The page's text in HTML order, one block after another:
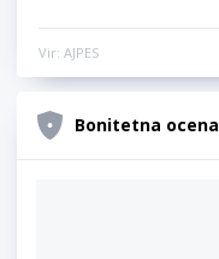
Vir: AJPES
Bonitetna ocena